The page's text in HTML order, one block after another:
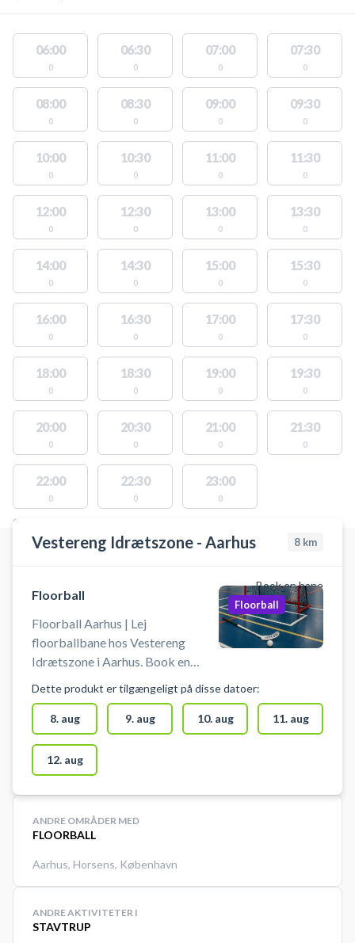
06:00
0
06:30
0
07:00
0
07:30
0
08:00
0
08:30
0
09:00
0
09:30
0
10:00
0
10:30
0
11:00
0
11:30
0
12:00
0
12:30
0
13:00
0
13:30
0
14:00
0
14:30
0
15:00
0
15:30
0
16:00
0
16:30
0
17:00
0
17:30
0
18:00
0
18:30
0
19:00
0
19:30
0
20:00
0
20:30
0
21:00
0
21:30
0
22:00
0
22:30
0
23:00
0
STEDER MED LEDIGE AKTIVITETER
Vestereng Idrætszone - Aarhus 8 km
Book en bane
Floorball
Floorball Aarhus | Lej
floorballbane hos Vestereng
Idrætszone i Aarhus. Book en
Aarhus på en indendørs
floorballbane hos Vestereng
Idrætszone. Floorballbanen i
Aarhus udgør 1/3 af hallen. Gratis
parkering ved grus parkeringen 50
meter fra hallen ved booking af
floorballbane i Aarhus hos
Vestereng Idrætszone.
Floorball
Dette produkt er tilgængeligt på disse datoer:
8. aug 9. aug 10. aug 11. aug
12. aug
ANDRE OMRÅDER MED
FLOORBALL
Aarhus, Horsens, København
ANDRE AKTIVITETER I
STAVTRUP